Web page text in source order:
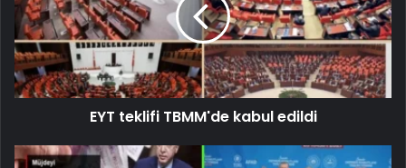
EYT teklifi TBMM'de kabul edildi